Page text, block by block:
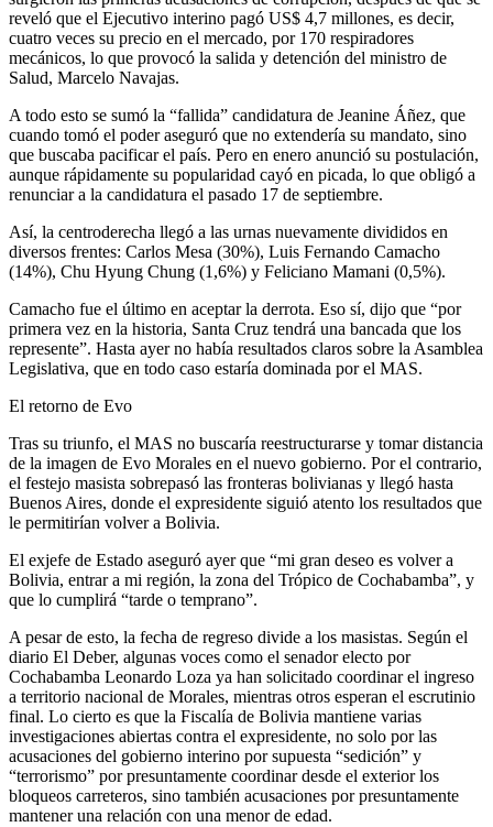
reveló que el Ejecutivo interino pagó US$ 4,7 millones, es decir,
cuatro veces su precio en el mercado, por 170 respiradores
mecánicos, lo que provocó la salida y detención del ministro de
Salud, Marcelo Navajas.
A todo esto se sumó la “fallida” candidatura de Jeanine Áñez, que
cuando tomó el poder aseguró que no extendería su mandato, sino
que buscaba pacificar el país. Pero en enero anunció su postulación,
aunque rápidamente su popularidad cayó en picada, lo que obligó a
renunciar a la candidatura el pasado 17 de septiembre.
Así, la centroderecha llegó a las urnas nuevamente divididos en
diversos frentes: Carlos Mesa (30%), Luis Fernando Camacho
(14%), Chu Hyung Chung (1,6%) y Feliciano Mamani (0,5%).
Camacho fue el último en aceptar la derrota. Eso sí, dijo que “por
primera vez en la historia, Santa Cruz tendrá una bancada que los
represente”. Hasta ayer no había resultados claros sobre la Asamblea
Legislativa, que en todo caso estaría dominada por el MAS.
El retorno de Evo
Tras su triunfo, el MAS no buscaría reestructurarse y tomar distancia
de la imagen de Evo Morales en el nuevo gobierno. Por el contrario,
el festejo masista sobrepasó las fronteras bolivianas y llegó hasta
Buenos Aires, donde el expresidente siguió atento los resultados que
le permitirían volver a Bolivia.
El exjefe de Estado aseguró ayer que “mi gran deseo es volver a
Bolivia, entrar a mi región, la zona del Trópico de Cochabamba”, y
que lo cumplirá “tarde o temprano”.
A pesar de esto, la fecha de regreso divide a los masistas. Según el
diario El Deber, algunas voces como el senador electo por
Cochabamba Leonardo Loza ya han solicitado coordinar el ingreso
a territorio nacional de Morales, mientras otros esperan el escrutinio
final. Lo cierto es que la Fiscalía de Bolivia mantiene varias
investigaciones abiertas contra el expresidente, no solo por las
acusaciones del gobierno interino por supuesta “sedición” y
“terrorismo” por presuntamente coordinar desde el exterior los
bloqueos carreteros, sino también acusaciones por presuntamente
mantener una relación con una menor de edad.